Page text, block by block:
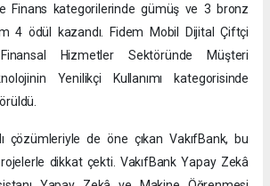
Finans kategorilerinde gümüş ve 3 bronz
4 ödül kazandı. Fidem Mobil Dijital Çiftçi
Hizmetler Sektöründe Müşteri
Yenilikçi Kullanımı kategorisinde
çözümleriyle de öne çıkan VakıfBank, bu
dikkat çekti. VakıfBank Yapay Zekâ